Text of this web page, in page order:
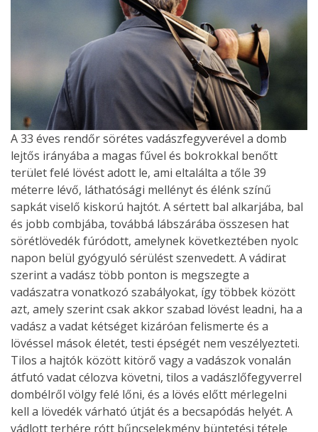
A 33 éves rendőr sörétes vadászfegyverével a domb
lejtős irányába a magas fűvel és bokrokkal benőtt
terület felé lövést adott le, ami eltalálta a tőle 39
méterre lévő, láthatósági mellényt és élénk színű
sapkát viselő kiskorú hajtót. A sértett bal alkarjába, bal
és jobb combjába, továbbá lábszárába összesen hat
sörétlövedék fúródott, amelynek következtében nyolc
napon belül gyógyuló sérülést szenvedett. A vádirat
szerint a vadász több ponton is megszegte a
vadászatra vonatkozó szabályokat, így többek között
azt, amely szerint csak akkor szabad lövést leadni, ha a
vadász a vadat kétséget kizáróan felismerte és a
lövéssel mások életét, testi épségét nem veszélyezteti.
Tilos a hajtók között kitörő vagy a vadászok vonalán
átfutó vadat célozva követni, tilos a vadászlőfegyverrel
dombélről völgy felé lőni, és a lövés előtt mérlegelni
kell a lövedék várható útját és a becsapódás helyét. A
vádlott terhére rótt bűncselekmény büntetési tétele